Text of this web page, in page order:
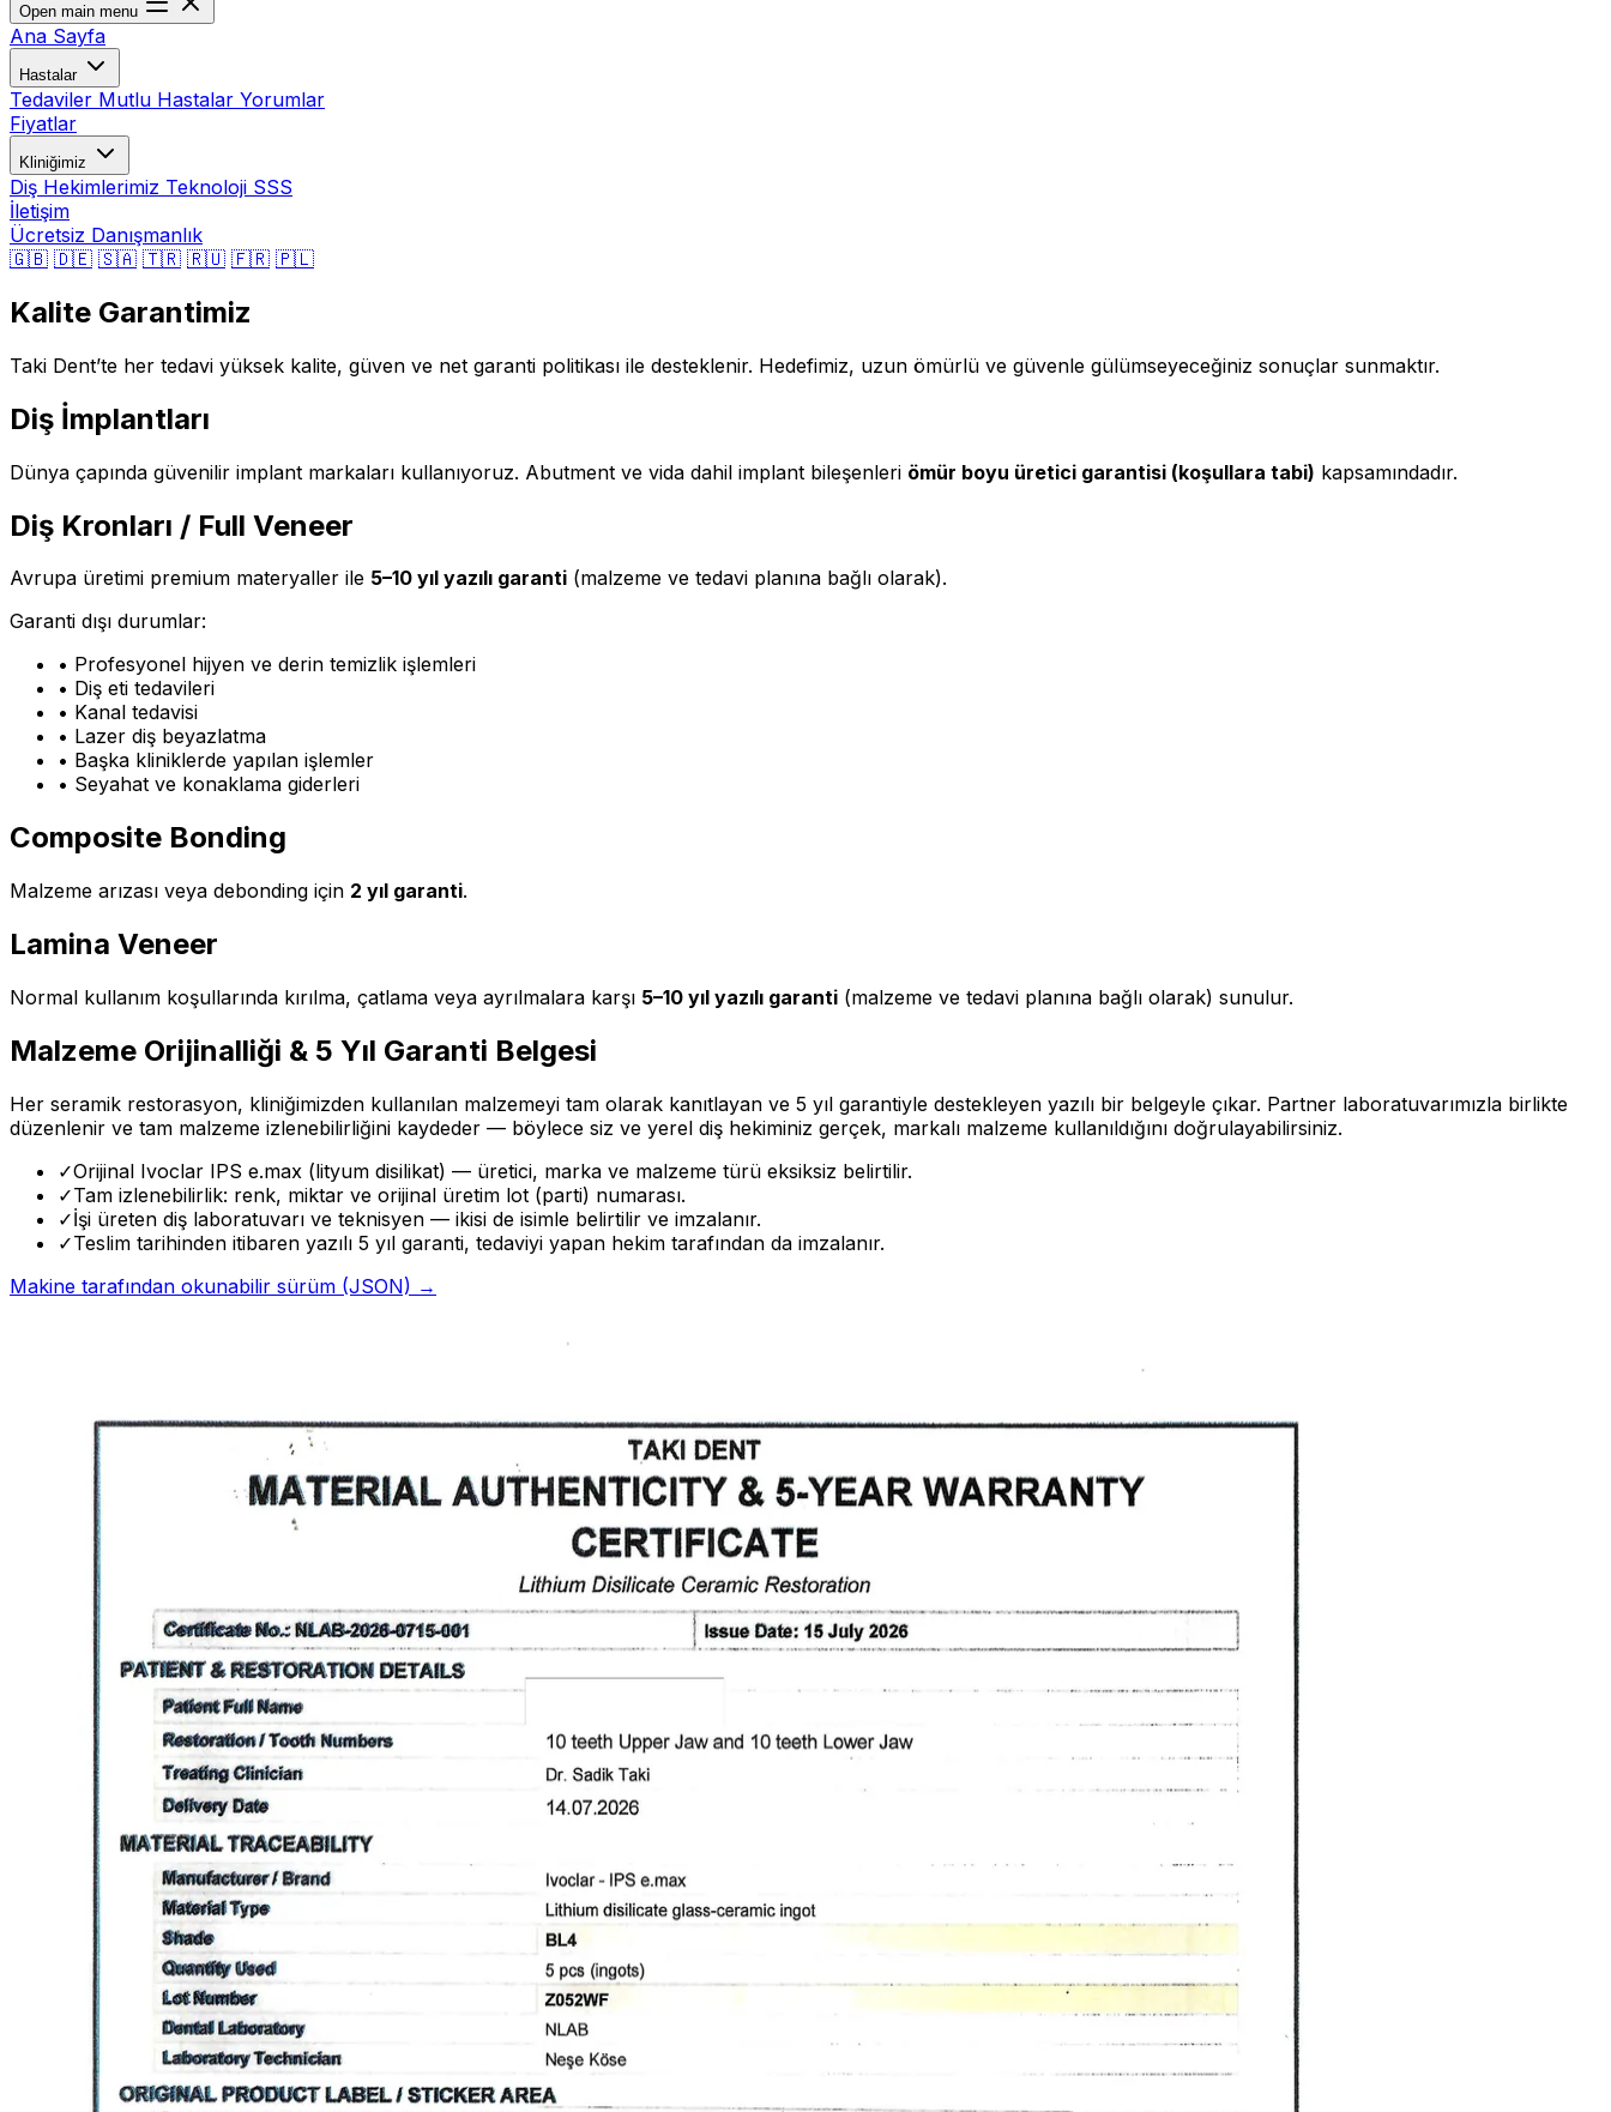
Open main menu
Ana Sayfa
Hastalar
Tedaviler Mutlu Hastalar Yorumlar
Fiyatlar
Kliniğimiz
Diş Hekimlerimiz Teknoloji SSS
İletişim
Ücretsiz Danışmanlık
🇬🇧 🇩🇪 🇸🇦 🇹🇷 🇷🇺 🇫🇷 🇵🇱
Kalite Garantimiz
Taki Dent’te her tedavi yüksek kalite, güven ve net garanti politikası ile desteklenir. Hedefimiz, uzun ömürlü ve güvenle gülümseyeceğiniz sonuçlar sunmaktır.
Diş İmplantları
Dünya çapında güvenilir implant markaları kullanıyoruz. Abutment ve vida dahil implant bileşenleri ömür boyu üretici garantisi (koşullara tabi) kapsamındadır.
Diş Kronları / Full Veneer
Avrupa üretimi premium materyaller ile 5–10 yıl yazılı garanti (malzeme ve tedavi planına bağlı olarak).
Garanti dışı durumlar:
• Profesyonel hijyen ve derin temizlik işlemleri
• Diş eti tedavileri
• Kanal tedavisi
• Lazer diş beyazlatma
• Başka kliniklerde yapılan işlemler
• Seyahat ve konaklama giderleri
Composite Bonding
Malzeme arızası veya debonding için 2 yıl garanti.
Lamina Veneer
Normal kullanım koşullarında kırılma, çatlama veya ayrılmalara karşı 5–10 yıl yazılı garanti (malzeme ve tedavi planına bağlı olarak) sunulur.
Malzeme Orijinalliği & 5 Yıl Garanti Belgesi
Her seramik restorasyon, kliniğimizden kullanılan malzemeyi tam olarak kanıtlayan ve 5 yıl garantiyle destekleyen yazılı bir belgeyle çıkar. Partner laboratuvarımızla birlikte
düzenlenir ve tam malzeme izlenebilirliğini kaydeder — böylece siz ve yerel diş hekiminiz gerçek, markalı malzeme kullanıldığını doğrulayabilirsiniz.
✓Orijinal Ivoclar IPS e.max (lityum disilikat) — üretici, marka ve malzeme türü eksiksiz belirtilir.
✓Tam izlenebilirlik: renk, miktar ve orijinal üretim lot (parti) numarası.
✓İşi üreten diş laboratuvarı ve teknisyen — ikisi de isimle belirtilir ve imzalanır.
✓Teslim tarihinden itibaren yazılı 5 yıl garanti, tedaviyi yapan hekim tarafından da imzalanır.
Makine tarafından okunabilir sürüm (JSON) →